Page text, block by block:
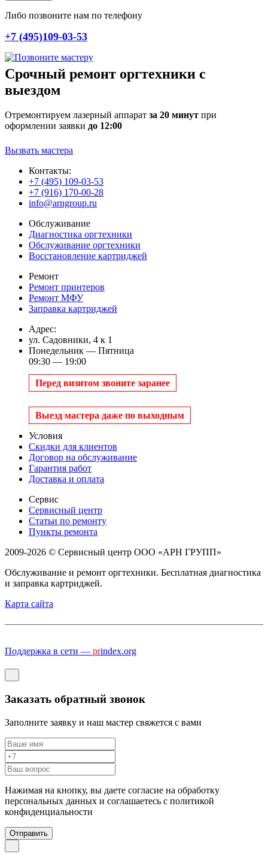
Либо позвоните нам по телефону
+7 (495)109-03-53
Срочный ремонт оргтехники с
выездом
Отремонтируем лазерный аппарат за 20 минут при
оформлении заявки до 12:00
Вызвать мастера
Контакты:
+7 (495) 109-03-53
+7 (916) 170-00-28
info@arngroup.ru
Обслуживание
Диагностика оргтехники
Обслуживание оргтехники
Восстановление картриджей
Ремонт
Ремонт принтеров
Ремонт МФУ
Заправка картриджей
Адрес:
ул. Садовники, 4 к 1
Понедельник — Пятница
09:30 — 19:00
Перед визитом звоните заранее
Выезд мастера даже по выходным
Условия
Скидки для клиентов
Договор на обслуживание
Гарантия работ
Доставка и оплата
Сервис
Сервисный центр
Статьи по ремонту
Пункты ремонта
2009-2026 © Сервисный центр ООО «АРН ГРУПП»
Обслуживание и ремонт оргтехники. Бесплатная диагностика
и заправка картриджей.
Карта сайта
Поддержка в сети — prindex.org
Заказать обратный звонок
Заполните заявку и наш мастер свяжется с вами
Нажимая на кнопку, вы даете согласие на обработку
персональных данных и соглашаетесь c политикой
конфиденциальности
Отправить